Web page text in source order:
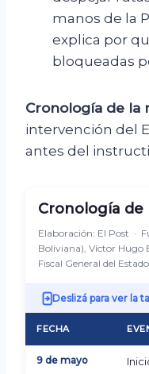
manos de la
explica por
bloqueadas
Cronología de la
intervención del
antes del
Cronología de
Elaboración: El Post ·
Boliviana), Víctor Hugo
Fiscal General del
Deslizá para ver la
FECHA
9 de mayo